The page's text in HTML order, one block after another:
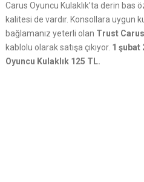
Carus Oyuncu Kulaklık’ta derin bas
kalitesi de vardır. Konsollara uygun
bağlamanız yeterli olan Trust
kablolu olarak satışa çıkıyor. 1 şubat
Oyuncu Kulaklık 125 TL.